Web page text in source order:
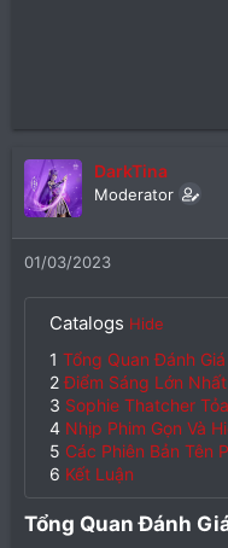
DarkTina
Moderator
01/03/2023
Catalogs Hide
1 Tổng Quan Đánh Giá
2 Điểm Sáng Lớn
3 Sophie Thatcher
4 Nhịp Phim Gọn Và
5 Các Phiên Bản Tên
6 Kết Luận
Tổng Quan Đánh